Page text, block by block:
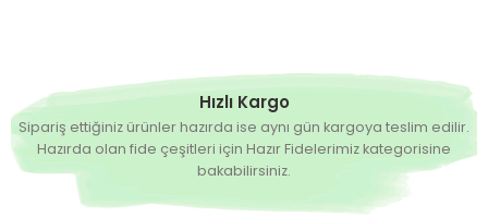
Hızlı Kargo
Sipariş ettiğiniz ürünler hazırda ise aynı gün kargoya teslim edilir.
Hazırda olan fide çeşitleri için Hazır Fidelerimiz kategorisine
bakabilirsiniz.